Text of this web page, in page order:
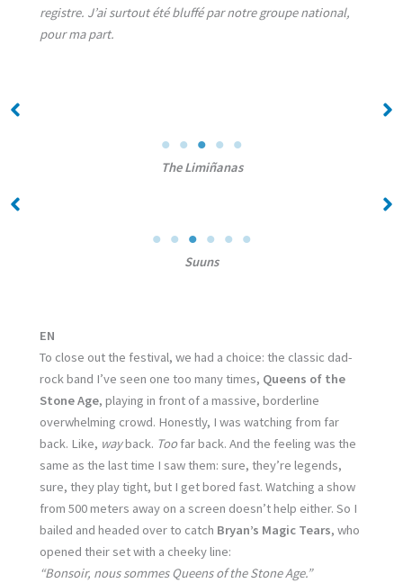
registre. J’ai surtout été bluffé par notre groupe national,
pour ma part.
The Limiñanas
Suuns
EN
To close out the festival, we had a choice: the classic dad-
rock band I’ve seen one too many times, Queens of the
Stone Age, playing in front of a massive, borderline
overwhelming crowd. Honestly, I was watching from far
back. Like, wayback. Toofar back. And the feeling was the
same as the last time I saw them: sure, they’re legends,
sure, they play tight, but I get bored fast. Watching a show
from 500 meters away on a screen doesn’t help either. So I
bailed and headed over to catch Bryan’s Magic Tears, who
opened their set with a cheeky line:
“Bonsoir, nous sommes Queens of the Stone Age.”